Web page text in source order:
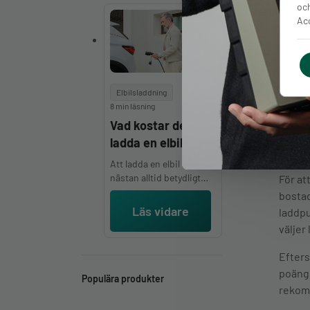
Det
För
väljer
Model Y som registrerats
4 862 gånger under
samma period. Här är de
tio elbilsmodeller som
flest svenskar valt hittills
siffror från Mobility
Sweden.
Elbilsladdning
8 min läsning
Vad kostar det att
ladda en elbil?
Att ladda en elbil är
nästan alltid betydligt
billigare än att tanka en
bensin- eller dieselbil,
men exakt vad det kostar
beror på var du laddar.
flesta: en full laddning
hemma kostar i snitt
Läs vidare
Populära produkter